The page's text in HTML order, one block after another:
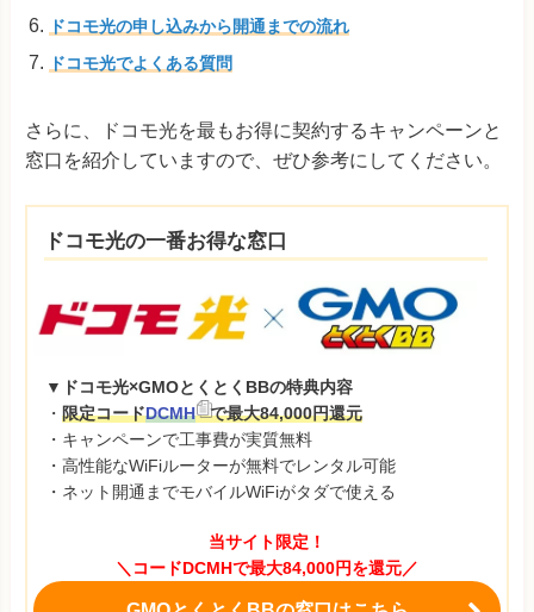
ドコモ光の申し込みから開通までの流れ
ドコモ光でよくある質問
さらに、ドコモ光を最もお得に契約するキャンペーンと
窓口を紹介していますので、ぜひ参考にしてください。
ドコモ光の一番お得な窓口
▼ドコモ光×GMOとくとくBBの特典内容
・ 限定コードDCMH
で最大84,000円還元
・キャンペーンで工事費が実質無料
・高性能なWiFiルーターが無料でレンタル可能
・ネット開通までモバイルWiFiがタダで使える
当サイト限定！
＼コードDCMHで最大84,000円を還元／